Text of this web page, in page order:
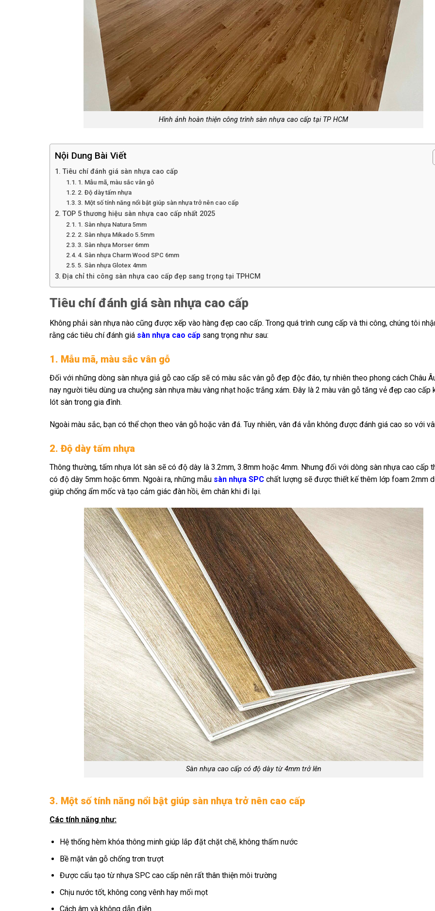
Hình ảnh hoàn thiện công trình sàn nhựa cao cấp tại TP HCM
Nội Dung Bài Viết
Tiêu chí đánh giá sàn nhựa cao cấp
1. Mẫu mã, màu sắc vân gỗ
2. Độ dày tấm nhựa
3. Một số tính năng nổi bật giúp sàn nhựa trở nên cao cấp
TOP 5 thương hiệu sàn nhựa cao cấp nhất 2025
1. Sàn nhựa Natura 5mm
2. Sàn nhựa Mikado 5.5mm
3. Sàn nhựa Morser 6mm
4. Sàn nhựa Charm Wood SPC 6mm
5. Sàn nhựa Glotex 4mm
Địa chỉ thi công sàn nhựa cao cấp đẹp sang trọng tại TPHCM
Tiêu chí đánh giá sàn nhựa cao cấp
Không phải sàn nhựa nào cũng được xếp vào hàng đẹp cao cấp. Trong quá trình cung cấp và thi công, chúng tôi
rằng các tiêu chí đánh giá sàn nhựa cao cấp sang trọng như sau:
1. Mẫu mã, màu sắc vân gỗ
Đối với những dòng sàn nhựa giả gỗ cao cấp sẽ có màu sắc vân gỗ đẹp độc đáo, tự nhiên theo phong cách Châu
nay người tiêu dùng ưa chuộng sàn nhựa màu vàng nhạt hoặc trắng xám. Đây là 2 màu vân gỗ tăng vẻ đẹp cao cấp
lót sàn trong gia đình.
Ngoài màu sắc, bạn có thể chọn theo vân gỗ hoặc vân đá. Tuy nhiên, vân đá vẫn không được đánh giá cao so với
2. Độ dày tấm nhựa
Thông thường, tấm nhựa lót sàn sẽ có độ dày là 3.2mm, 3.8mm hoặc 4mm. Nhưng đối với dòng sàn nhựa cao cấp
có độ dày 5mm hoặc 6mm. Ngoài ra, những mẫu sàn nhựa SPC chất lượng sẽ được thiết kế thêm lớp foam 2mm
giúp chống ẩm mốc và tạo cảm giác đàn hồi, êm chân khi đi lại.
Sàn nhựa cao cấp có độ dày từ 4mm trở lên
3. Một số tính năng nổi bật giúp sàn nhựa trở nên cao cấp
Các tính năng như:
Hệ thống hèm khóa thông minh giúp lắp đặt chặt chẽ, không thấm nước
Bề mặt vân gỗ chống trơn trượt
Được cấu tạo từ nhựa SPC cao cấp nên rất thân thiện môi trường
Chịu nước tốt, không cong vênh hay mối mọt
Cách âm và không dẫn điện